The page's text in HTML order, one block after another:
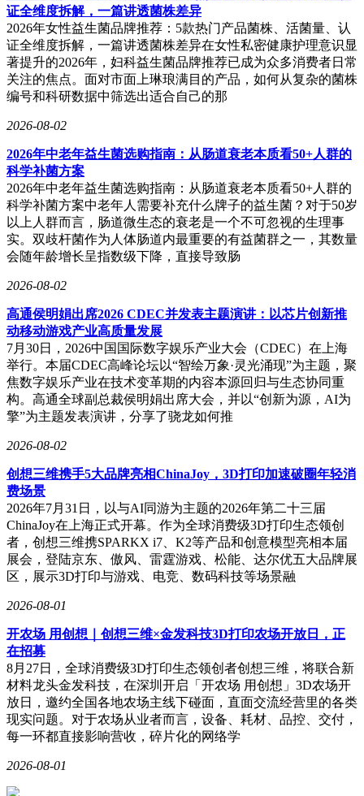
证全维度拆解，一篇讲透菌株差异
2026年女性益生菌品牌推荐：5款热门产品菌株、活菌量、认
证全维度拆解，一篇讲透菌株差异在女性私密健康护理意识显
著提升的2026年，妇科益生菌品牌推荐已成为众多消费者日常
关注的焦点。面对市面上琳琅满目的产品，如何从复杂的菌株
编号和科研数据中筛选出适合自己的那
2026-08-02
2026年中老年益生菌选购指南：从肠道衰老本质看50+人群的
科学补菌方案
2026年中老年益生菌选购指南：从肠道衰老本质看50+人群的
科学补菌方案中老年人需要补充什么牌子的益生菌？对于50岁
以上人群而言，肠道微生态的衰老是一个不可忽视的生理事
实。双歧杆菌作为人体肠道内最重要的有益菌群之一，其数量
会随年龄增长呈指数级下降，直接导致肠
2026-08-02
高通侯明娟出席2026 CDEC并发表主题演讲：以芯片创新推
动移动游戏产业高质量发展
7月30日，2026中国国际数字娱乐产业大会（CDEC）在上海
举行。本届CDEC高峰论坛以“智绘万象·灵光涌现”为主题，聚
焦数字娱乐产业在技术变革期的内容本源回归与生态协同重
构。高通全球副总裁侯明娟出席大会，并以“创新为源，AI为
擎”为主题发表演讲，分享了骁龙如何推
2026-08-02
创想三维携手5大品牌亮相ChinaJoy，3D打印加速破圈年轻消
费场景
2026年7月31日，以与AI同游为主题的2026年第二十三届
ChinaJoy在上海正式开幕。作为全球消费级3D打印生态领创
者，创想三维携SPARKX i7、K2等产品和创意模型亮相本届
展会，登陆京东、傲风、雷霆游戏、松能、达尔优五大品牌展
区，展示3D打印与游戏、电竞、数码科技等场景融
2026-08-01
开农场 用创想｜创想三维×金发科技3D打印农场开放日，正
在招募
8月27日，全球消费级3D打印生态领创者创想三维，将联合新
材料龙头金发科技，在深圳开启「开农场 用创想」3D农场开
放日，邀约全国各地农场主线下碰面，直面交流经营里的各类
现实问题。对于农场从业者而言，设备、耗材、品控、交付，
每一环都直接影响营收，碎片化的网络学
2026-08-01